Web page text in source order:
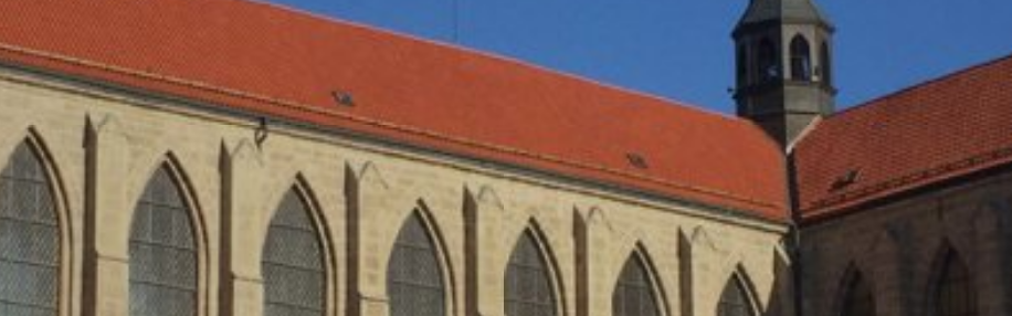
môžete prostredníctvom Google Analytics zabrániť evidovaniu Vašich údajov. Osadí sa Opt-Out-
údajov pri budúcich návštevách tejto webovej stránky:
s údajmi o používateľoch v Google Analytics nájdete v prehlásení o ochrane údajov Google:
6004245?hl=en
o spracovaní údajov o zákazke a pri využívaní Google Analytics v plnej miere presadzujeme prísne
údajov.
MB /